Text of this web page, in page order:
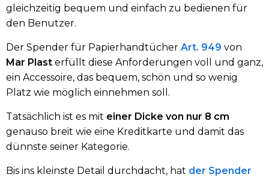
gleichzeitig bequem und einfach zu bedienen für
den Benutzer.
Der Spender für Papierhandtücher Art. 949 von
Mar Plast erfüllt diese Anforderungen voll und ganz,
ein Accessoire, das bequem, schön und so wenig
Platz wie möglich einnehmen soll.
Tatsächlich ist es mit einer Dicke von nur 8 cm
genauso breit wie eine Kreditkarte und damit das
dünnste seiner Kategorie.
Bis ins kleinste Detail durchdacht, hat der Spender